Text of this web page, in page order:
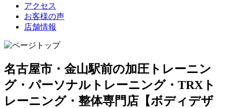
アクセス
お客様の声
店舗情報
名古屋市・金山駅前の加圧トレーニン
グ・パーソナルトレーニング・TRXト
レーニング・整体専門店【ボディデザ